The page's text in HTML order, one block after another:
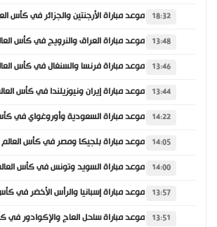
18:32
13:48
13:46
13:44
14:22
14:05
14:00
13:57
13:51